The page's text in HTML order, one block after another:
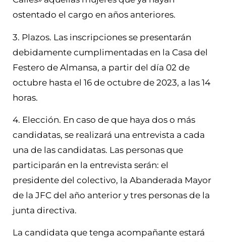
ostentado el cargo en años anteriores.
3. Plazos. Las inscripciones se presentarán
debidamente cumplimentadas en la Casa del
Festero de Almansa, a partir del día 02 de
octubre hasta el 16 de octubre de 2023, a las 14
horas.
4. Elección. En caso de que haya dos o más
candidatas, se realizará una entrevista a cada
una de las candidatas. Las personas que
participarán en la entrevista serán: el
presidente del colectivo, la Abanderada Mayor
de la JFC del año anterior y tres personas de la
junta directiva.
La candidata que tenga acompañante estará